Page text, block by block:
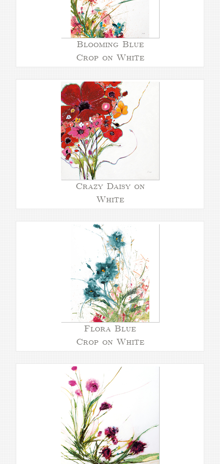
Blooming Blue
Crop on White
Crazy Daisy on
White
Flora Blue
Crop on White